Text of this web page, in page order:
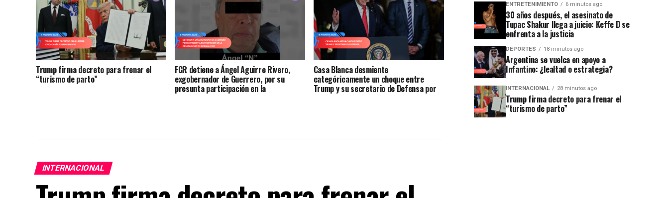
Trump firma decreto para frenar el
“turismo de parto”
FGR detiene a Ángel Aguirre Rivero,
exgobernador de Guerrero, por su
presunta participación en la
Casa Blanca desmiente
categóricamente un choque entre
Trump y su secretario de Defensa por
INTERNACIONAL
ENTRETENIMIENTO 6 minutos ago
30 años después, el asesinato de
Tupac Shakur llega a juicio: Keffe D se
enfrenta a la justicia
DEPORTES 18 minutos ago
Argentina se vuelca en apoyo a
Infantino: ¿lealtad o estrategia?
INTERNACIONAL 28 minutos ago
Trump firma decreto para frenar el
“turismo de parto”